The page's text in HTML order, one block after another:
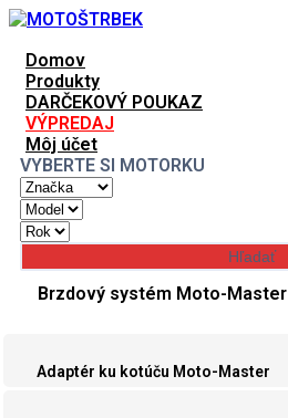
Domov
Produkty
DARČEKOVÝ POUKAZ
VÝPREDAJ
Môj účet
VYBERTE SI MOTORKU
Brzdový systém Moto-Master
Adaptér ku kotúču Moto-Master